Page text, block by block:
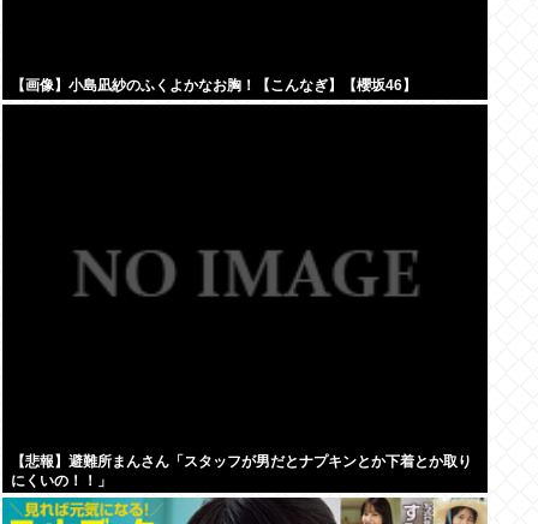
【画像】小島凪紗のふくよかなお胸！【こんなぎ】【櫻坂46】
【悲報】避難所まんさん「スタッフが男だとナプキンとか下着とか取り
にくいの！！」